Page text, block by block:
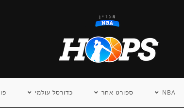
NBA ספורט אחר כדורסל עולמי